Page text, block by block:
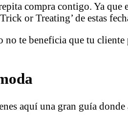
compra contigo. Ya que
or Treating’ de estas
te beneficia que tu cliente
aquí una gran guía donde